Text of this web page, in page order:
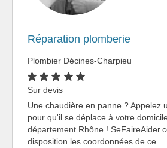
Réparation plomberie
Plombier Décines-Charpieu
Sur devis
Une chaudière en panne ? Appelez
pour qu'il se déplace à votre
département Rhône !
disposition les coordonnées de ce…